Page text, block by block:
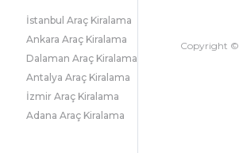
İstanbul Araç Kiralama
Ankara Araç Kiralama
Dalaman Araç Kiralama
Antalya Araç Kiralama
İzmir Araç Kiralama
Adana Araç Kiralama
Copyright ©